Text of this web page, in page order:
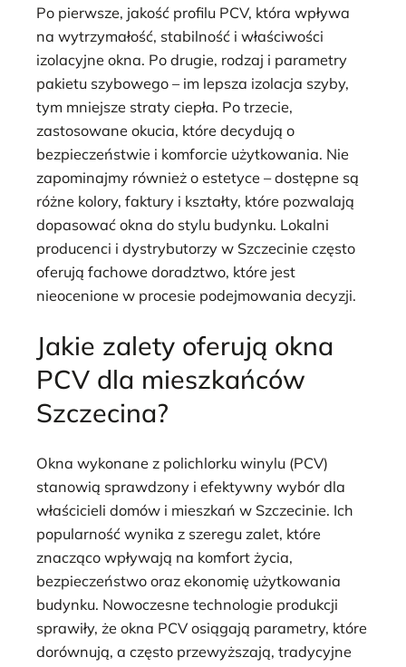
Po pierwsze, jakość profilu PCV, która wpływa
na wytrzymałość, stabilność i właściwości
izolacyjne okna. Po drugie, rodzaj i parametry
pakietu szybowego – im lepsza izolacja szyby,
tym mniejsze straty ciepła. Po trzecie,
zastosowane okucia, które decydują o
bezpieczeństwie i komforcie użytkowania. Nie
zapominajmy również o estetyce – dostępne są
różne kolory, faktury i kształty, które pozwalają
dopasować okna do stylu budynku. Lokalni
producenci i dystrybutorzy w Szczecinie często
oferują fachowe doradztwo, które jest
nieocenione w procesie podejmowania decyzji.
Jakie zalety oferują okna
PCV dla mieszkańców
Szczecina?
Okna wykonane z polichlorku winylu (PCV)
stanowią sprawdzony i efektywny wybór dla
właścicieli domów i mieszkań w Szczecinie. Ich
popularność wynika z szeregu zalet, które
znacząco wpływają na komfort życia,
bezpieczeństwo oraz ekonomię użytkowania
budynku. Nowoczesne technologie produkcji
sprawiły, że okna PCV osiągają parametry, które
dorównują, a często przewyższają, tradycyjne